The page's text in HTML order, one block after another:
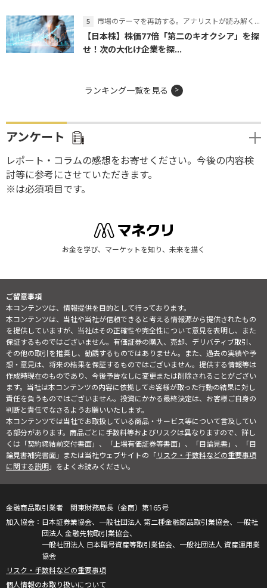
市場のテーマを再訪する。アナリストが読み解くテーマの本質
【日本株】株価77倍「第二のキオクシア」を探
せ！次の大化け企業を探...
ランキング一覧を見る
アンケート
レポート・コラムの感想をお寄せください。今後の内容検
討等に参考にさせていただきます。
※は必須項目です。
お金を学び、マーケットを知り、未来を描く
ご留意事項
本コンテンツは、情報提供を目的として行っております。
本コンテンツは、当社や当社が信頼できると考える情報源から提供されたもの
を提供していますが、当社はその正確性や完全性について意見を表明し、また
保証するものではございません。有価証券の購入、売却、デリバティブ取引、
その他の取引を推奨し、勧誘するものではありません。また、過去の実績や予
想・意見は、将来の結果を保証するものではございません。提供する情報等は
作成時現在のものであり、今後予告なしに変更または削除されることがござい
ます。当社は本コンテンツの内容に依拠してお客様が取った行動の結果に対し
責任を負うものではございません。投資にかかる最終決定は、お客様ご自身の
判断と責任でなさるようお願いいたします。
本コンテンツでは当社でお取扱している商品・サービス等について言及してい
る部分があります。商品ごとに手数料等およびリスクは異なりますので、詳し
くは「契約締結前交付書面」、「上場有価証券等書面」、「目論見書」、「目
論見書補完書面」または当社ウェブサイトの「リスク・手数料などの重要事項
に関する説明」をよくお読みください。
金融商品取引業者 関東財務局長（金商）第165号
日本証券業協会、一般社団法人 第二種金融商品取引業協会、一般社
団法人 金融先物取引業協会、
一般社団法人 日本暗号資産等取引業協会、一般社団法人 資産運用業
協会
リスク・手数料などの重要事項
個人情報のお取り扱いについて